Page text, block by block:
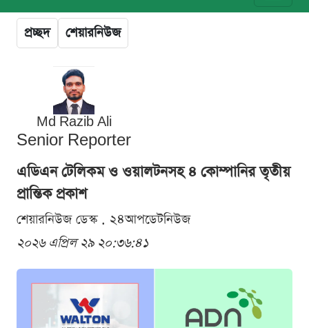
প্রচ্ছদ শেয়ারনিউজ
Md Razib Ali
Senior Reporter
এডিএন টেলিকম ও ওয়ালটনসহ ৪ কোম্পানির তৃতীয়
প্রান্তিক প্রকাশ
শেয়ারনিউজ ডেস্ক . ২৪আপডেটনিউজ
২০২৬ এপ্রিল ২৯ ২০:৩৬:৪১